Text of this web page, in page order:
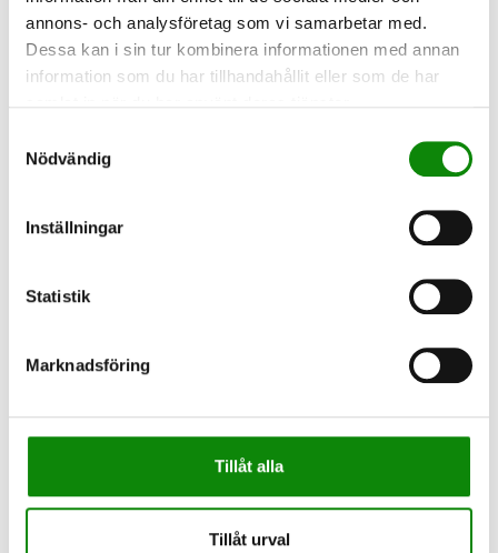
annons- och analysföretag som vi samarbetar med.
Dessa kan i sin tur kombinera informationen med annan
information som du har tillhandahållit eller som de har
Nödvändig
Inställningar
Statistik
Marknadsföring
Tillåt alla
Tillåt urval
Metallförpackningar
Senaste tömning: 2026-07-21
Nästa tömning: 2026-08-18
Tidningar och andra trycksaker
Se körlista